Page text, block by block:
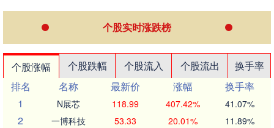
个股实时涨跌榜
个股涨幅 个股跌幅 个股流入 个股流出
换手率
排名
名称 最新价 涨幅
换手率
1
N展芯 118.99 407.42% 41.07%
2 一博科技 53.33 20.01% 11.89%